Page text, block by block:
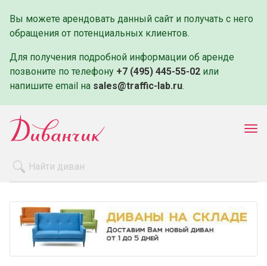
Вы можете арендовать данный сайт и получать с него
обращения от потенциальных клиентов.
Для получения подробной информации об аренде
позвоните по телефону +7 (495) 445-55-02 или
напишите email на sales@traffic-lab.ru.
Оплата и доставка
Контакты